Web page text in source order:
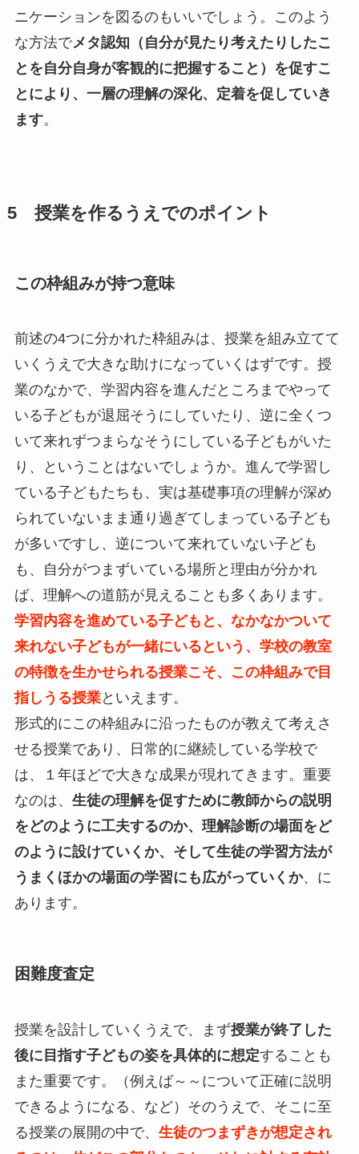
ニケーションを図るのもいいでしょう。このよう
な方法でメタ認知（自分が見たり考えたりしたこ
とを自分自身が客観的に把握すること）を促すこ
とにより、一層の理解の深化、定着を促していき
ます。
5 授業を作るうえでのポイント
この枠組みが持つ意味
前述の4つに分かれた枠組みは、授業を組み立てて
いくうえで大きな助けになっていくはずです。授
業のなかで、学習内容を進んだところまでやって
いる子どもが退屈そうにしていたり、逆に全くつ
いて来れずつまらなそうにしている子どもがいた
り、ということはないでしょうか。進んで学習し
ている子どもたちも、実は基礎事項の理解が深め
られていないまま通り過ぎてしまっている子ども
が多いですし、逆について来れていない子ども
も、自分がつまずいている場所と理由が分かれ
ば、理解への道筋が見えることも多くあります。
学習内容を進めている子どもと、なかなかついて
来れない子どもが一緒にいるという、学校の教室
の特徴を生かせられる授業こそ、この枠組みで目
指しうる授業といえます。
形式的にこの枠組みに沿ったものが教えて考えさ
せる授業であり、日常的に継続している学校で
は、１年ほどで大きな成果が現れてきます。重要
なのは、 生徒の理解を促すために教師からの説明
をどのように工夫するのか、理解診断の場面をど
のように設けていくか、そして生徒の学習方法が
うまくほかの場面の学習にも広がっていくか、に
あります。
困難度査定
授業を設計していくうえで、まず授業が終了した
後に目指す子どもの姿を具体的に想定することも
また重要です。（例えば～～について正確に説明
できるようになる、など）そのうえで、そこに至
る授業の展開の中で、 生徒のつまずきが想定され